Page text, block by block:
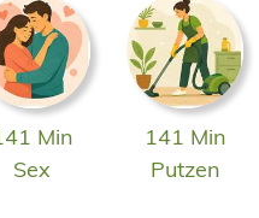
Min
Sex
141 Min
Putzen